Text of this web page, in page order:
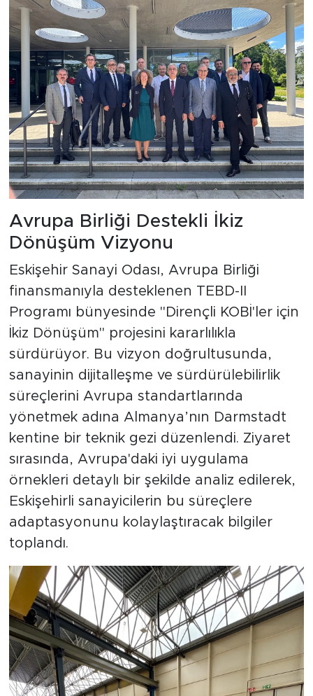
Avrupa Birliği Destekli İkiz
Dönüşüm Vizyonu
Eskişehir Sanayi Odası, Avrupa Birliği
finansmanıyla desteklenen TEBD-II
Programı bünyesinde "Dirençli KOBİ'ler için
İkiz Dönüşüm" projesini kararlılıkla
sürdürüyor. Bu vizyon doğrultusunda,
sanayinin dijitalleşme ve sürdürülebilirlik
süreçlerini Avrupa standartlarında
yönetmek adına Almanya’nın Darmstadt
kentine bir teknik gezi düzenlendi. Ziyaret
sırasında, Avrupa'daki iyi uygulama
örnekleri detaylı bir şekilde analiz edilerek,
Eskişehirli sanayicilerin bu süreçlere
adaptasyonunu kolaylaştıracak bilgiler
toplandı.